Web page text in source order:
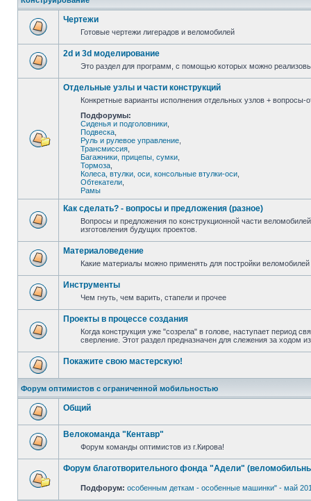
Чертежи
Готовые чертежи лигерадов и веломобилей
2d и 3d моделирование
Это раздел для программ, с помощью которых можно
Отдельные узлы и части конструкций
Конкретные варианты исполнения отдельных узлов + вопросы-
Подфорумы:
Сиденья и подголовники
Подвеска
Руль и рулевое управление
Трансмиссия
Багажники, прицепы, сумки
Тормоза
Колеса, втулки, оси, консольные втулки-оси
Обтекатели
Рамы
Как сделать? - вопросы и предложения (разное)
Вопросы и предложения по конструкционной части
изготовления будущих проектов.
Материаловедение
Какие материалы можно применять для постройки
Инструменты
Чем гнуть, чем варить, стапели и прочее
Проекты в процессе создания
Когда конструкция уже "созрела" в голове, наступает период
сверление. Этот раздел предназначен для слежения за ходом
Покажите свою мастерскую!
Форум оптимистов с ограниченной мобильностью
Общий
Велокоманда "Кентавр"
Форум команды оптимистов из г.Кирова!
Форум благотворительного фонда "Адели"
Подфорум: особенным деткам - особенные машинки" - май